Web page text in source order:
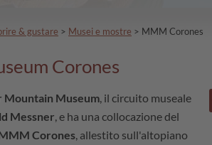
& gustare > Musei e mostre > MMM Corones
Corones
Mountain Museum, il circuito museale
Messner, e ha una collocazione del
Corones, allestito sull'altopiano